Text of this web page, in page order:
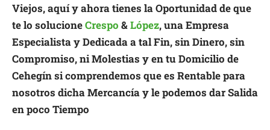
Viejos, aquí y ahora tienes la Oportunidad de que
te lo solucioneCrespo &López, una Empresa
Especialista y Dedicada a tal Fin, sin Dinero, sin
Compromiso, ni Molestias y en tu Domicilio de
Cehegín si comprendemos que es Rentable para
nosotros dicha Mercancía y le podemos dar Salida
en poco Tiempo